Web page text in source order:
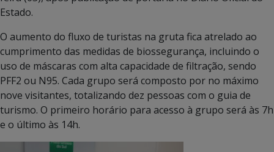
Estado.
O aumento do fluxo de turistas na gruta fica atrelado ao
cumprimento das medidas de biossegurança, incluindo o
uso de máscaras com alta capacidade de filtração, sendo
PFF2 ou N95. Cada grupo será composto por no máximo
nove visitantes, totalizando dez pessoas com o guia de
turismo. O primeiro horário para acesso à grupo será às 7h
e o último às 14h.